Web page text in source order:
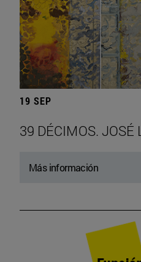
19 SEP
39 DÉCIMOS. JOSÉ
Más información